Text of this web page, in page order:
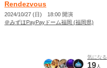
Rendezvous
2024/10/27 (日) 18:00 開演
＠みずほPayPayドーム福岡 (福岡県)
気になる
19人